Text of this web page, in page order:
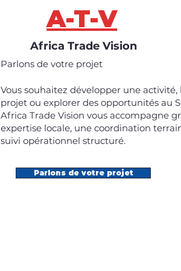
A-T-V
Africa Trade Vision
Parlons de votre projet
Vous souhaitez développer une activité,
projet ou explorer des opportunités au
Africa Trade Vision vous accompagne
expertise locale, une coordination
suivi opérationnel structuré.
Parlons de votre projet